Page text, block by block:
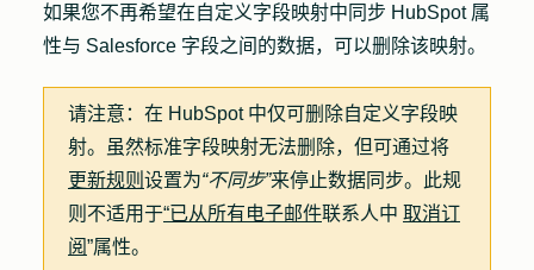
如果您不再希望在自定义字段映射中同步 HubSpot 属
性与 Salesforce 字段之间的数据，可以删除该映射。
请注意： 在 HubSpot 中仅可删除自定义字段映
射。虽然标准字段映射无法删除，但可通过将
更新规则 设置为“不同步”来停止数据同步。此规
则不适用于“已从所有电子邮件联系人中 取消订
阅”属性。